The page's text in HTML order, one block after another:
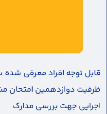
قابل توجه افراد معرفی شده
ظرفیت دوازدهمین امتحان
اجرایی جهت بررسی مدارک